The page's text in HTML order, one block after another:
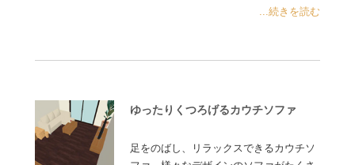
...続きを読む
ゆったりくつろげるカウチソファ
足をのばし、リラックスできるカウチソ